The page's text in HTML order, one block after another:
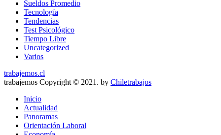
Sueldos Promedio
Tecnología
Tendencias
Test Psicológico
Tiempo Libre
Uncategorized
Varios
trabajemos.cl
trabajemos Copyright © 2021. by Chiletrabajos
Inicio
Actualidad
Panoramas
Orientación Laboral